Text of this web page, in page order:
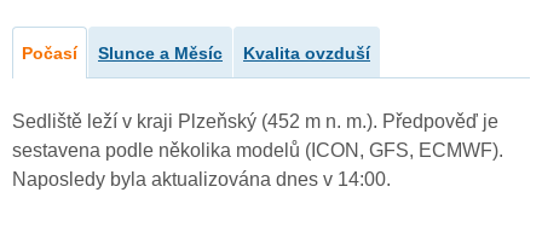
Počasí Slunce a Měsíc Kvalita ovzduší
Sedliště leží v kraji Plzeňský (452 m n. m.). Předpověď je
sestavena podle několika modelů (ICON, GFS, ECMWF).
Naposledy byla aktualizována dnes v 14:00.